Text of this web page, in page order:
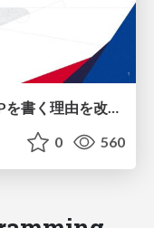
歴史から学ぶ「Why PHP？」 PHPを書く理由を改めて理解する / Learning from History: “Why PHP?” Rediscovering the Reasons for Writing PHP
0 560